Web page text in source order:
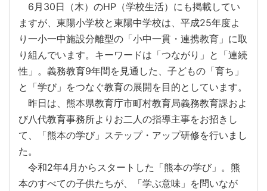
6月30日（木）のHP（学校生活）にも掲載してい
ますが、東陽小学校と東陽中学校は、平成25年度よ
り一小一中施設分離型の「小中一貫・連携教育」に取
り組んでいます。キーワードは「つながり」と「連続
性」。義務教育9年間を見通した、子どもの「育ち」
と「学び」をつなぐ教育の展開を目的としています。
昨日は、熊本県教育庁市町村教育局義務教育課およ
び八代教育事務所よりお二人の指導主事をお招きし
て、「熊本の学び」ステップ・アップ研修を行いまし
た。
令和2年4月からスタートした「熊本の学び」。熊
本のすべての子供たちが、「学ぶ意味」を問いなが